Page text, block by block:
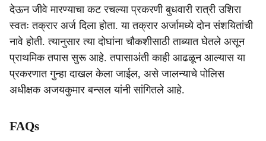
देऊन जीवे मारण्याचा कट रचल्या प्रकरणी बुधवारी रात्री उशिरा
स्वतः तक्रार अर्ज दिला होता. या तक्रार अर्जामध्ये दोन संशयितांची
नावे होती. त्यानुसार त्या दोघांना चौकशीसाठी ताब्यात घेतले असून
प्राथमिक तपास सुरू आहे. तपासाअंती काही आढळून आल्यास या
प्रकरणात गुन्हा दाखल केला जाईल, असे जालन्याचे पोलिस
अधीक्षक अजयकुमार बन्सल यांनी सांगितले आहे.
FAQs